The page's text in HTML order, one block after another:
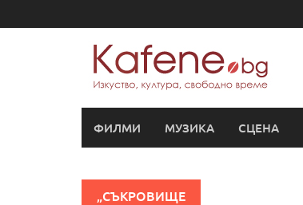
to
ФИЛМИ МУЗИКА СЦЕНА
„СЪКРОВИЩЕ